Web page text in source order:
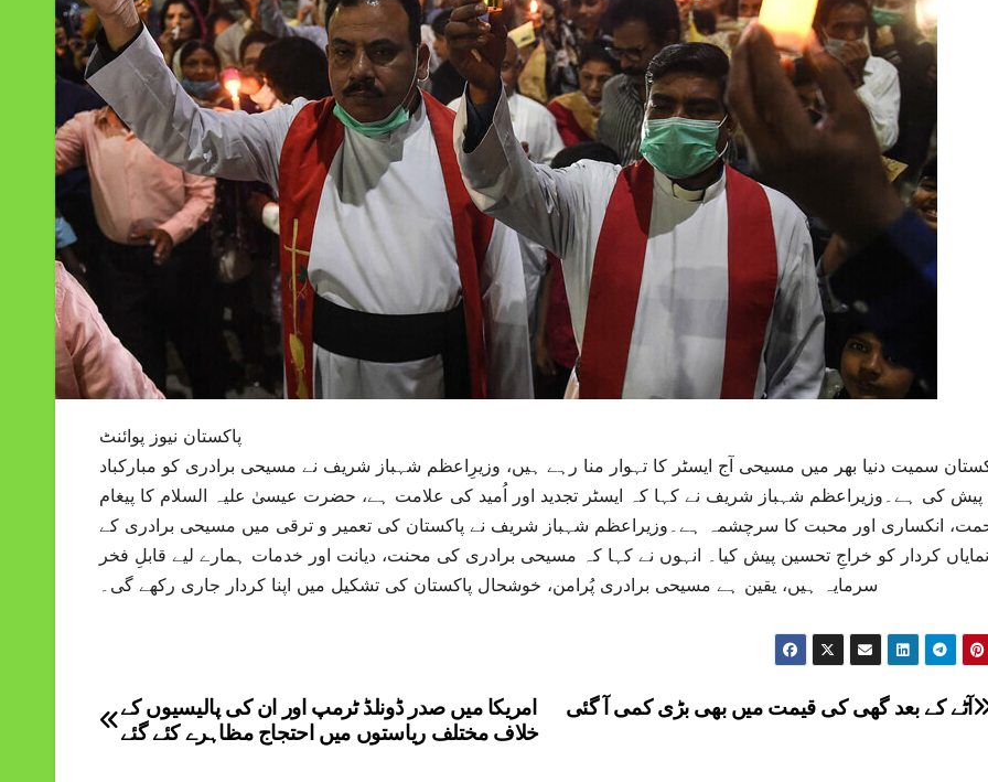
پاکستان نیوز پوائنٹ
سمیت دنیا بھر میں مسیحی آج ایسٹر کا تہوار منا رہے ہیں، وزیرِاعظم شہباز شریف نے مسیحی برادری کو مبارکباد
پیش کی ہے۔وزیراعظم شہباز شریف نے کہا کہ ایسٹر تجدید اور اُمید کی علامت ہے، حضرت عیسیٰ علیہ السلام کا پیغام
انکساری اور محبت کا سرچشمہ ہے۔وزیراعظم شہباز شریف نے پاکستان کی تعمیر و ترقی میں مسیحی برادری کے
نمایاں کردار کو خراجِ تحسین پیش کیا۔ انہوں نے کہا کہ مسیحی برادری کی محنت، دیانت اور خدمات ہمارے لیے قابلِ فخر
سرمایہ ہیں، یقین ہے مسیحی برادری پُرامن، خوشحال پاکستان کی تشکیل میں اپنا کردار جاری رکھے گی۔
Post
آٹے کے بعد گھی کی قیمت میں بھی بڑی کمی آ گئی
امریکا میں صدر ڈونلڈ ٹرمپ اور ان کی پالیسیوں کے
خلاف مختلف ریاستوں میں احتجاج مظاہرے کئے گئے